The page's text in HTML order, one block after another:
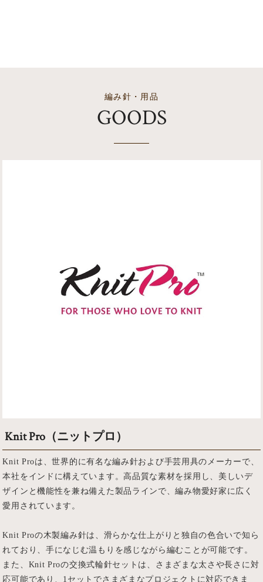
編み針・用品
GOODS
Knit Pro（ニットプロ）
Knit Proは、世界的に有名な編み針および手芸用具のメーカーで、
本社をインドに構えています。高品質な素材を採用し、美しいデ
ザインと機能性を兼ね備えた製品ラインで、編み物愛好家に広く
愛用されています。
Knit Proの木製編み針は、滑らかな仕上がりと独自の色合いで知ら
れており、手になじむ温もりを感じながら編むことが可能です。
また、Knit Proの交換式輪針セットは、さまざまな太さや長さに対
応可能であり、1セットでさまざまなプロジェクトに対応できま